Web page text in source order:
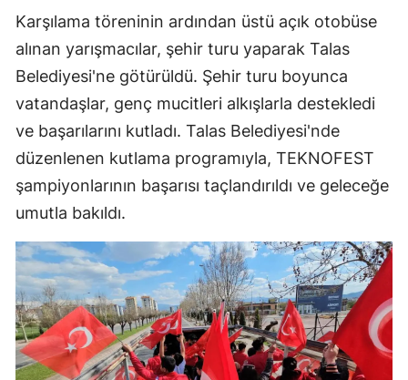
Karşılama töreninin ardından üstü açık otobüse
alınan yarışmacılar, şehir turu yaparak Talas
Belediyesi'ne götürüldü. Şehir turu boyunca
vatandaşlar, genç mucitleri alkışlarla destekledi
ve başarılarını kutladı. Talas Belediyesi'nde
düzenlenen kutlama programıyla, TEKNOFEST
şampiyonlarının başarısı taçlandırıldı ve geleceğe
umutla bakıldı.